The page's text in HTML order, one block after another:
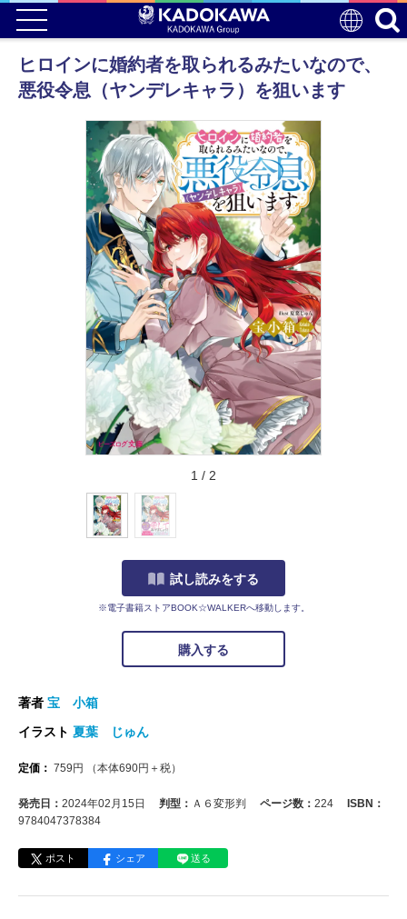
ヒロインに婚約者を取られるみたいなので、
悪役令息（ヤンデレキャラ）を狙います
1 / 2
試し読みをする
※電子書籍ストアBOOK☆WALKERへ移動します。
購入する
著者 宝 小箱
イラスト 夏葉 じゅん
定価： 759 円 （本体690円＋税）
発売日： 2024年02月15日 判型： Ａ６変形判 ページ数： 224
ISBN：
9784047378384
ポスト シェア 送る